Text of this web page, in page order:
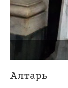
Алтарь